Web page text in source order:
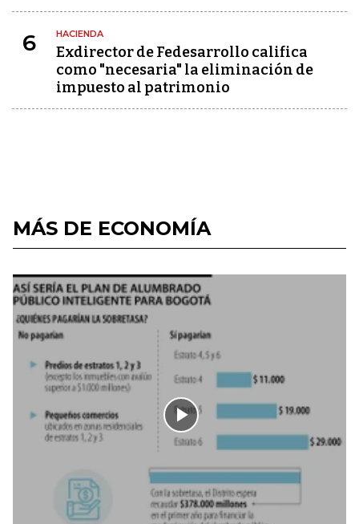
6 HACIENDA
Exdirector de Fedesarrollo califica
como "necesaria" la eliminación de
impuesto al patrimonio
MÁS DE ECONOMÍA